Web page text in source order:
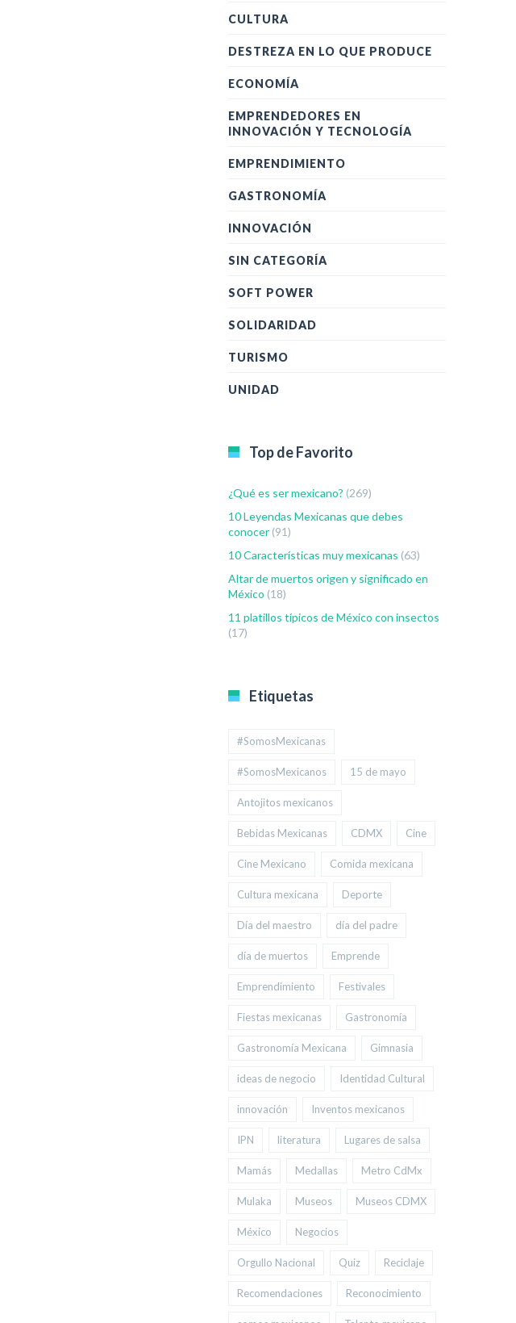
CULTURA
DESTREZA EN LO QUE PRODUCE
ECONOMÍA
EMPRENDEDORES EN
INNOVACIÓN Y TECNOLOGÍA
EMPRENDIMIENTO
GASTRONOMÍA
INNOVACIÓN
SIN CATEGORÍA
SOFT POWER
SOLIDARIDAD
TURISMO
UNIDAD
Top de Favorito
¿Qué es ser mexicano? (269)
10 Leyendas Mexicanas que debes
conocer (91)
10 Características muy mexicanas (63)
Altar de muertos origen y significado en
México (18)
11 platillos típicos de México con insectos
(17)
Etiquetas
#SomosMexicanas
#SomosMexicanos 15 de mayo
Antojitos mexicanos
Bebidas Mexicanas CDMX Cine
Cine Mexicano Comida mexicana
Cultura mexicana Deporte
Día del maestro día del padre
día de muertos Emprende
Emprendimiento Festivales
Fiestas mexicanas Gastronomía
Gastronomía Mexicana Gimnasia
ideas de negocio Identidad Cultural
innovación Inventos mexicanos
IPN literatura Lugares de salsa
Mamás Medallas Metro CdMx
Mulaka Museos Museos CDMX
México Negocios
Orgullo Nacional Quiz Reciclaje
Recomendaciones Reconocimiento